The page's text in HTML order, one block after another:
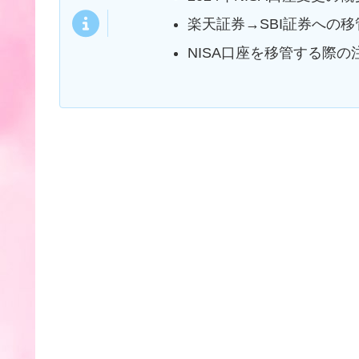
楽天証券→SBI証券への移
NISA口座を移管する際の